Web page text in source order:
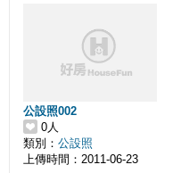
公設照002
0人
類別： 公設照
上傳時間：2011-06-23